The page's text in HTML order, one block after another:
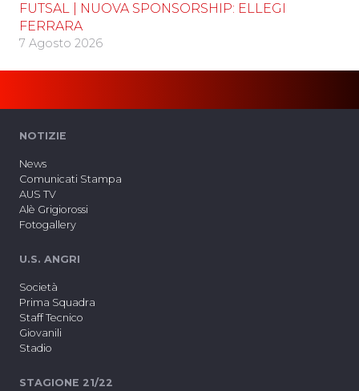
FUTSAL | NUOVA SPONSORSHIP: ELLEGI
FERRARA
7 Agosto 2026
NOTIZIE
News
Comunicati Stampa
AUS TV
Alè Grigiorossi
Fotogallery
U.S. ANGRI
Società
Prima Squadra
Staff Tecnico
Giovanili
Stadio
STAGIONE 21/22